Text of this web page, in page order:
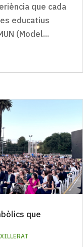
que cada
educatius
(Model...
que